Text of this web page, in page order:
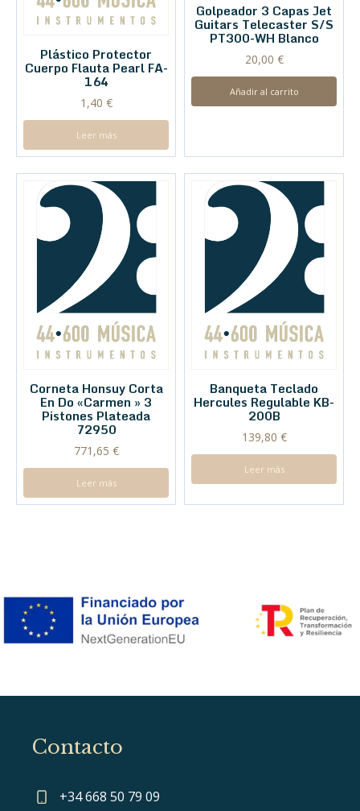
Plástico Protector
Cuerpo Flauta Pearl FA-
164
1,40 €
Leer más
Golpeador 3 Capas Jet
Guitars Telecaster S/S
PT300-WH Blanco
20,00 €
Añadir al carrito
Corneta Honsuy Corta
En Do «Carmen » 3
Pistones Plateada
72950
771,65 €
Leer más
Banqueta Teclado
Hercules Regulable KB-
200B
139,80 €
Leer más
Contacto
+34 668 50 79 09